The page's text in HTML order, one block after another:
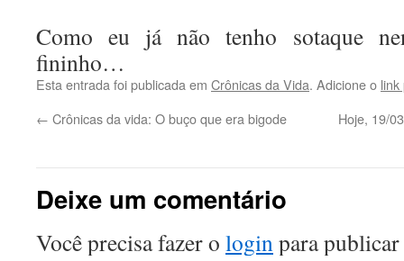
Como eu já não tenho sotaque
fininho…
Esta entrada foi publicada em Crônicas da Vida. Adicione o
← Crônicas da vida: O buço que era bigode Hoje, 19/
Deixe um comentário
Você precisa fazer o loginpara